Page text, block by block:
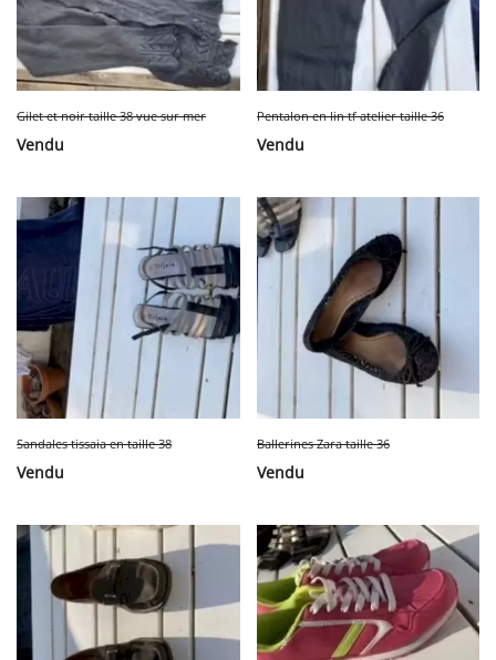
Gilet et noir taille 38 vue sur mer
Vendu
Pentalon en lin tf atelier taille 36
Vendu
Sandales tissaia en taille 38
Vendu
Ballerines Zara taille 36
Vendu